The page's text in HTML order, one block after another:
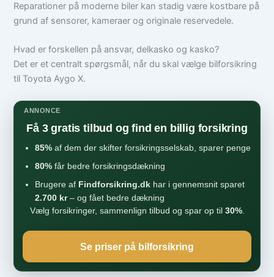
Reparationer på moderne biler kan stadig være kostbare på
grund af sensorer, kameraer og originale reservedele.
Hvad er forskellen på ansvar, delkasko og kasko?
Det er et centralt spørgsmål, når du skal vælge bilforsikring
til Toyota Aygo X.
ANNONCE
Få 3 gratis tilbud og find en billig forsikring
85% af dem der skifter forsikringsselskab, sparer penge
80% får bedre forsikringsdækning
Brugere af Findforsikring.dk har i gennemsnit sparet
2.700 kr– og fået bedre dækning
Vælg forsikringer, sammenlign tilbud og spar op til 30%.
Se priser på bilforsikring